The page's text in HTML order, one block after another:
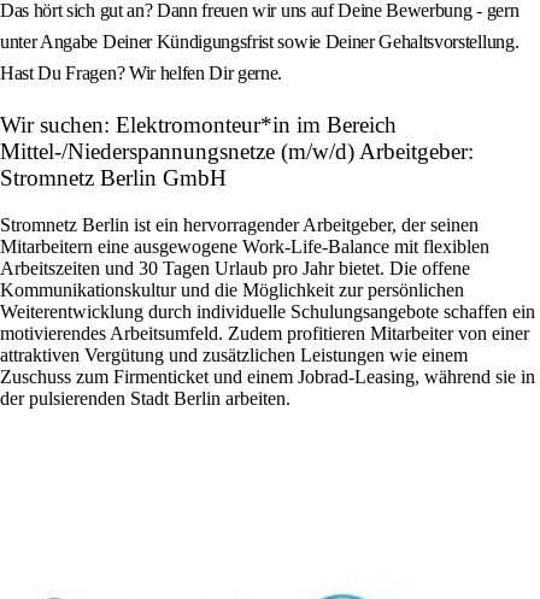
Das hört sich gut an? Dann freuen wir uns auf Deine Bewerbung - gern
unter Angabe Deiner Kündigungsfrist sowie Deiner Gehaltsvorstellung.
Hast Du Fragen? Wir helfen Dir gerne.
Wir suchen: Elektromonteur*in im Bereich
Mittel-/Niederspannungsnetze (m/w/d) Arbeitgeber:
Stromnetz Berlin GmbH
Stromnetz Berlin ist ein hervorragender Arbeitgeber, der seinen
Mitarbeitern eine ausgewogene Work-Life-Balance mit flexiblen
Arbeitszeiten und 30 Tagen Urlaub pro Jahr bietet. Die offene
Kommunikationskultur und die Möglichkeit zur persönlichen
Weiterentwicklung durch individuelle Schulungsangebote schaffen ein
motivierendes Arbeitsumfeld. Zudem profitieren Mitarbeiter von einer
attraktiven Vergütung und zusätzlichen Leistungen wie einem
Zuschuss zum Firmenticket und einem Jobrad-Leasing, während sie in
der pulsierenden Stadt Berlin arbeiten.